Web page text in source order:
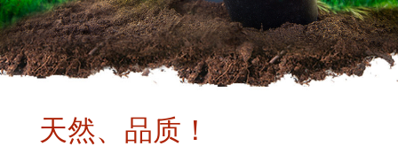
天然、品质！